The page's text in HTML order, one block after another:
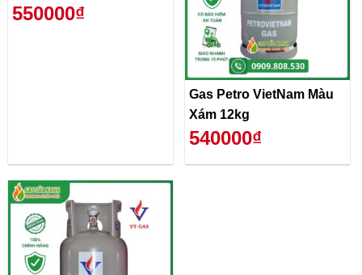
550000₫
Gas Petro VietNam Màu
Xám 12kg
540000₫